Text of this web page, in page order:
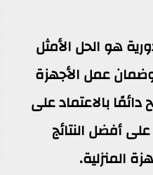
هو الحل الأمثل
وضمان عمل الأجهزة
بالاعتماد على
أفضل النتائج
المنزلية.